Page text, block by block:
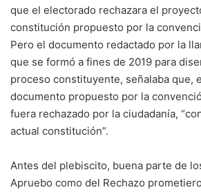
que el electorado rechazara el
constitución propuesto por la
Pero el documento redactado por la
que se formó a fines de 2019 para
proceso constituyente, señalaba que,
documento propuesto por la
fuera rechazado por la ciudadanía,
actual constitución”.
Antes del plebiscito, buena parte de
Apruebo como del Rechazo